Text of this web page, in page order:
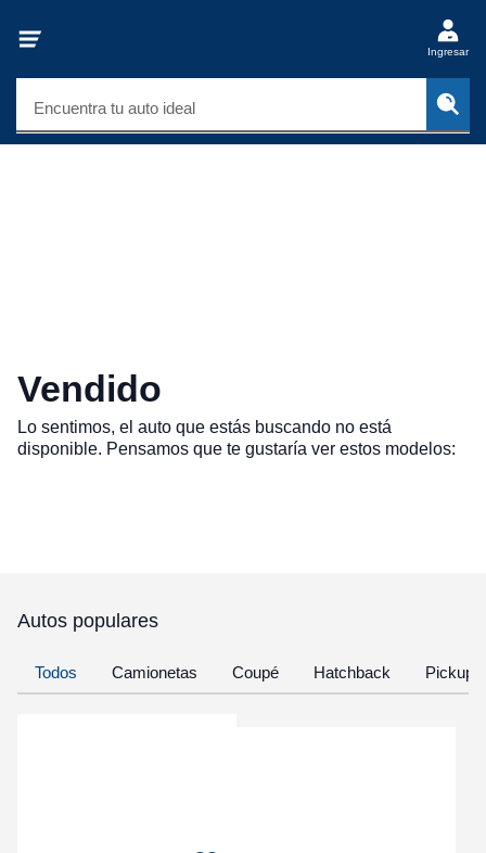
Ingresar
Encuentra tu auto ideal
Vendido
Lo sentimos, el auto que estás buscando no está
disponible. Pensamos que te gustaría ver estos modelos:
Autos populares
Todos Camionetas Coupé Hatchback Pickup